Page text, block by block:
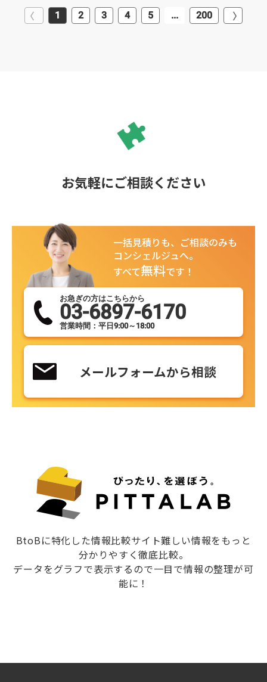
1 2 3 4 5 ... 200
お気軽にご相談ください
一括見積りも、ご相談のみも
コンシェルジュへ。
すべて無料です！
お急ぎの方はこちらから
03-6897-6170
営業時間：平日9:00～18:00
メールフォームから相談
BtoBに特化した情報比較サイト難しい情報をもっと
分かりやすく徹底比較。
データをグラフで表示するので一目で情報の整理が可
能に！